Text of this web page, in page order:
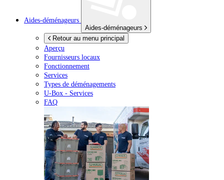
Aides-déménageurs
Aides-déménageurs
Retour au menu principal
Aperçu
Fournisseurs locaux
Fonctionnement
Services
Types de déménagements
U-Box - Services
FAQ